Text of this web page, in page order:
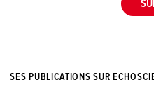
SES PUBLICATIONS SUR